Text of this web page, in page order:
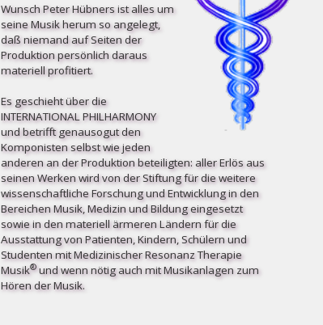
Wunsch Peter Hübners ist alles um
seine Musik herum so angelegt,
daß niemand auf Seiten der
Produktion persönlich daraus
materiell profitiert.
Es geschieht über die
INTERNATIONAL PHILHARMONY
und betrifft ge­nau­so­gut den
Komponisten selbst wie jeden
anderen an der Produktion beteiligten: aller Erlös aus
seinen Werken wird von der Stiftung für die weitere
wissenschaftliche Forschung und Entwicklung in den
Bereichen Musik, Medizin und Bildung eingesetzt
sowie in den materiell ärmeren Ländern für die
Ausstattung von Patienten, Kindern, Schülern und
Studenten mit Medizinischer Resonanz Therapie
Musik®und wenn nötig auch mit Musikanlagen zum
Hören der Musik.